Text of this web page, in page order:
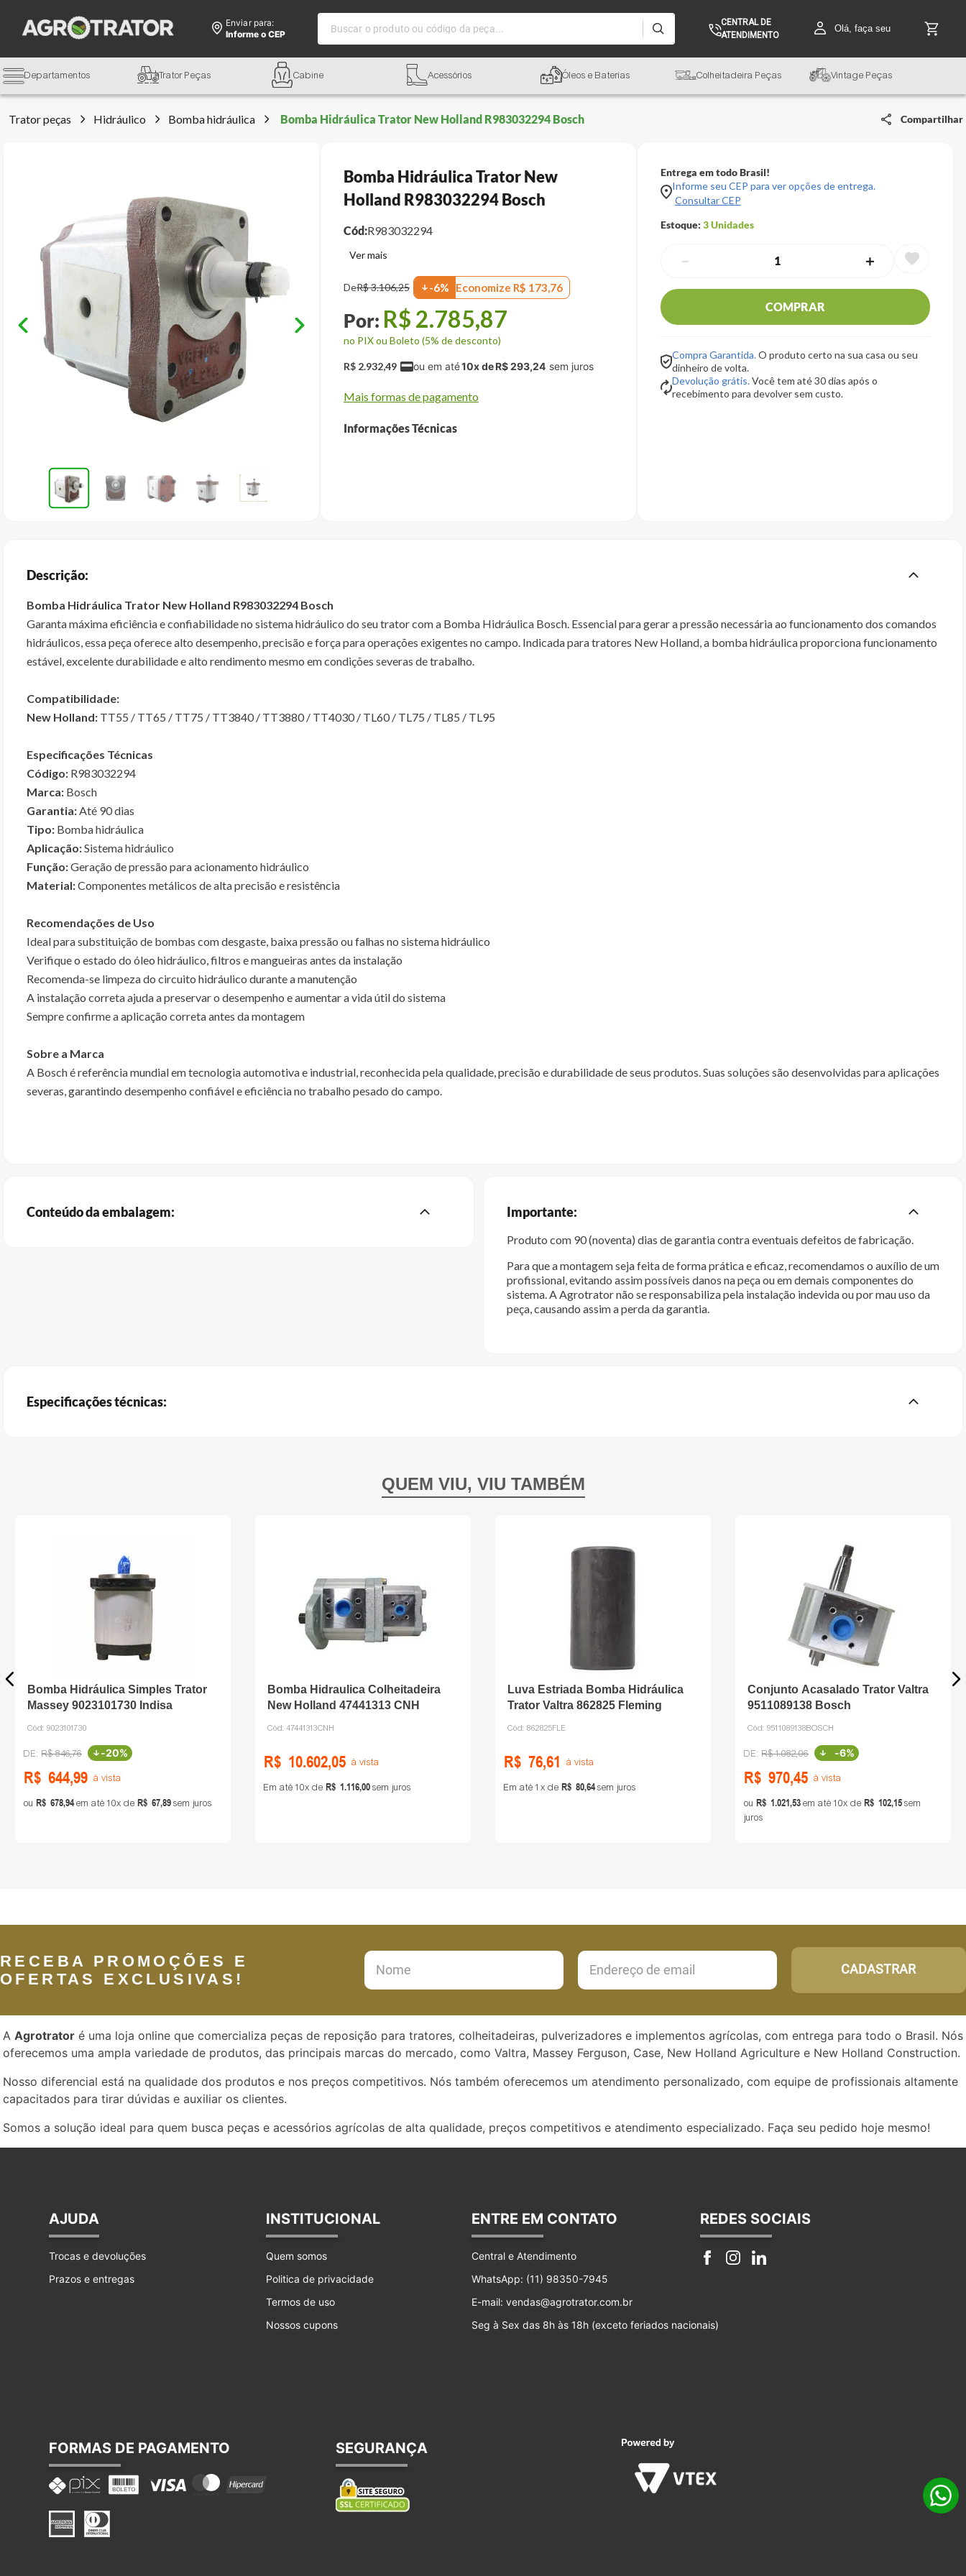
Enviar para:
Informe o CEP
Buscar o produto ou código da peça...
CENTRAL DE
ATENDIMENTO
Olá, faça seu
Departamentos Trator Peças Cabine Acessórios Óleos e Baterias Colheitadeira Peças Vintage Peças
Trator peças Hidráulico Bomba hidráulica Bomba Hidráulica Trator New Holland R983032294 Bosch Compartilhar
Bomba Hidráulica Trator New
Holland R983032294 Bosch
Cód:R983032294
DeR$3.106,25 -6% Economize R$ 173,76
R$ 2.785,87
no PIX ou Boleto (5% de desconto)
R$ 2.932,49 10x deR$293,24
Mais formas de pagamento
Informações Técnicas
Entrega em todo Brasil!
Informe seu CEP para ver opções de entrega.
Consultar CEP
Estoque: 3Unidades
＋
－
COMPRAR
Compra Garantida.O produto certo na sua casa ou seu
dinheiro de volta.
Devolução grátis.Você tem até 30 dias após o
recebimento para devolver sem custo.
Descrição:
Bomba Hidráulica Trator New Holland R983032294 Bosch
Garanta máxima eficiência e confiabilidade no sistema hidráulico do seu trator com a Bomba Hidráulica Bosch. Essencial para gerar a pressão necessária ao funcionamento dos comandos
hidráulicos, essa peça oferece alto desempenho, precisão e força para operações exigentes no campo. Indicada para tratores New Holland, a bomba hidráulica proporciona funcionamento
estável, excelente durabilidade e alto rendimento mesmo em condições severas de trabalho.
Compatibilidade:
New Holland: TT55 / TT65 / TT75 / TT3840 / TT3880 / TT4030 / TL60 / TL75 / TL85 / TL95
Especificações Técnicas
Código: R983032294
Marca: Bosch
Garantia:Até 90 dias
Tipo: Bomba hidráulica
Aplicação:Sistema hidráulico
Função:Geração de pressão para acionamento hidráulico
Material:Componentes metálicos de alta precisão e resistência
Recomendações de Uso
Ideal para substituição de bombas com desgaste, baixa pressão ou falhas no sistema hidráulico
Verifique o estado do óleo hidráulico, filtros e mangueiras antes da instalação
Recomenda-se limpeza do circuito hidráulico durante a manutenção
A instalação correta ajuda a preservar o desempenho e aumentar a vida útil do sistema
Sempre confirme a aplicação correta antes da montagem
Sobre a Marca
A Bosch é referência mundial em tecnologia automotiva e industrial, reconhecida pela qualidade, precisão e durabilidade de seus produtos. Suas soluções são desenvolvidas para aplicações
severas, garantindo desempenho confiável e eficiência no trabalho pesado do campo.
Conteúdo da embalagem: Importante:
Produto com 90 (noventa) dias de garantia contra eventuais defeitos de fabricação.
Para que a montagem seja feita de forma prática e eficaz, recomendamos o auxílio de um
profissional, evitando assim possíveis danos na peça ou em demais componentes do
sistema. A Agrotrator não se responsabiliza pela instalação indevida ou por mau uso da
peça, causando assim a perda da garantia.
Especificações técnicas:
Bomba Hidráulica Simples Trator
Massey 9023101730 Indisa
Cód: 9023101730
R$846,76 -20%
R$ 644,99 à vista
ou R$ 678,94em até10 de R$ 67,89sem juros
Bomba Hidraulica Colheitadeira
New Holland 47441313 CNH
Cód:47441313CNH
R$ 10.602,05 à vista
Em até10 de R$ 1.116,00sem juros
Luva Estriada Bomba Hidráulica
Trator Valtra 862825 Fleming
Cód: 862825FLE
R$ 76,61 à vista
Em até1 de R$ 80,64sem juros
Conjunto Acasalado Trator Valtra
9511089138 Bosch
Cód: 9511089138BOSCH
R$1.082,06 -6%
R$ 970,45 à vista
ou R$ 1.021,53em até10 de R$ 102,15sem
juros
RECEBA PROMOÇÕES E
OFERTAS EXCLUSIVAS!
CADASTRAR
A Agrotrator é uma loja online que comercializa peças de reposição para tratores, colheitadeiras, pulverizadores e implementos agrícolas, com entrega para todo o Brasil. Nós
oferecemos uma ampla variedade de produtos, das principais marcas do mercado, como Valtra, Massey Ferguson, Case, New Holland Agriculture e New Holland Construction.
Nosso diferencial está na qualidade dos produtos e nos preços competitivos. Nós também oferecemos um atendimento personalizado, com equipe de profissionais altamente
capacitados para tirar dúvidas e auxiliar os clientes.
Somos a solução ideal para quem busca peças e acessórios agrícolas de alta qualidade, preços competitivos e atendimento especializado. Faça seu pedido hoje mesmo!
AJUDA
Trocas e devoluções
Prazos e entregas
INSTITUCIONAL
Quem somos
Politica de privacidade
Termos de uso
Nossos cupons
ENTRE EM CONTATO
Central e Atendimento
WhatsApp: (11) 98350-7945
E-mail: vendas@agrotrator.com.br
Seg à Sex das 8h às 18h (exceto feriados nacionais)
REDES SOCIAIS
FORMAS DE PAGAMENTO SEGURANÇA